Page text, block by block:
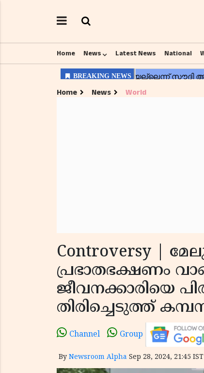
Home News Latest News National
Home News World
Controversy |
പ്രഭാതഭക്ഷണം
ജീവനക്കാരിയെ
തിരിച്ചെടുത്ത്
Channel Group
By Newsroom Alpha Sep 28, 2024, 21:45 IST